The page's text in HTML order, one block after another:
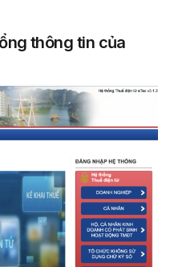
thông tin của